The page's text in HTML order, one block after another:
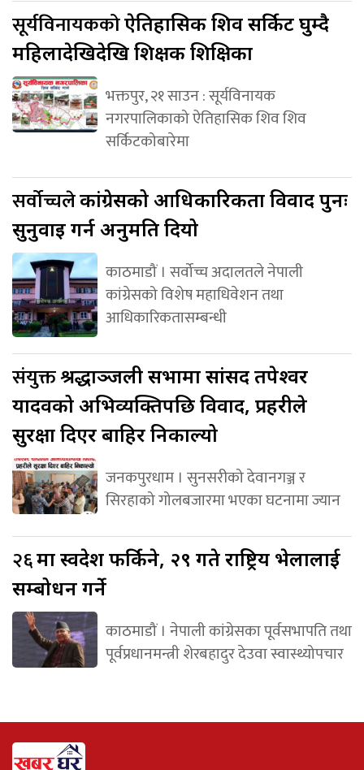
सूर्यविनायककोऐतिहासिक शिव सर्किट घुम्दै
महिलादेखिदेखि शिक्षक शिक्षिका
भक्तपुर, २१ साउन : सूर्यविनायक
नगरपालिकाको ऐतिहासिक शिव शिव
सर्किटकोबारेमा
सर्वोच्चलेकांग्रेसको आधिकारिकता विवाद पुनः
सुनुवाइ गर्न अनुमति दियो
काठमाडौं । सर्वोच्च अदालतले नेपाली
कांग्रेसको विशेष महाधिवेशन तथा
आधिकारिकतासम्बन्धी
संयुक्तश्रद्धाञ्जली सभामा सांसद तपेश्वर
यादवको अभिव्यक्तिपछि विवाद, प्रहरीले
सुरक्षा दिएर बाहिर निकाल्यो
जनकपुरधाम । सुनसरीको देवानगञ्ज र
सिरहाको गोलबजारमा भएका घटनामा ज्यान
२६मा स्वदेश फर्किने, २९ गते राष्ट्रिय भेलालाई
सम्बोधन गर्ने
काठमाडौं । नेपाली कांग्रेसका पूर्वसभापति तथा
पूर्वप्रधानमन्त्री शेरबहादुर देउवा स्वास्थ्योपचार